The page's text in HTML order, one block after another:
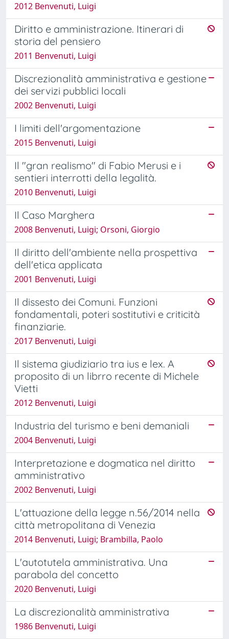
2012 Benvenuti, Luigi
Diritto e amministrazione. Itinerari di
storia del pensiero
2011 Benvenuti, Luigi
Discrezionalità amministrativa e gestione
dei servizi pubblici locali
2002 Benvenuti, Luigi
I limiti dell'argomentazione
2015 Benvenuti, Luigi
Il "gran realismo" di Fabio Merusi e i
sentieri interrotti della legalità.
2010 Benvenuti, Luigi
Il Caso Marghera
2008 Benvenuti, Luigi; Orsoni, Giorgio
Il diritto dell'ambiente nella prospettiva
dell'etica applicata
2001 Benvenuti, Luigi
Il dissesto dei Comuni. Funzioni
fondamentali, poteri sostitutivi e criticità
finanziarie.
2017 Benvenuti, Luigi
Il sistema giudiziario tra ius e lex. A
proposito di un librro recente di Michele
Vietti
2012 Benvenuti, Luigi
Industria del turismo e beni demaniali
2004 Benvenuti, Luigi
Interpretazione e dogmatica nel diritto
amministrativo
2002 Benvenuti, Luigi
L'attuazione della legge n.56/2014 nella
città metropolitana di Venezia
2014 Benvenuti, Luigi; Brambilla, Paolo
L'autotutela amministrativa. Una
parabola del concetto
2020 Benvenuti, Luigi
La discrezionalità amministrativa
1986 Benvenuti, Luigi